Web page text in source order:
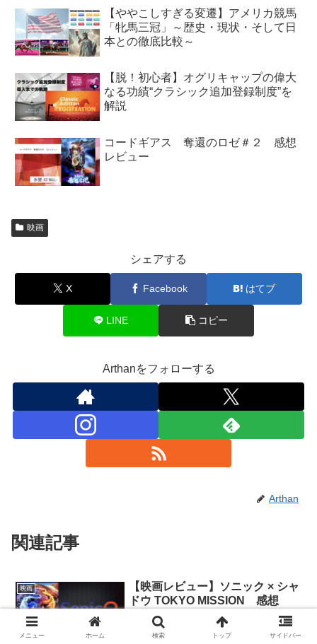
【ややこしすぎる変遷】アメリカ競馬
「牝馬三冠」～歴史・現状・そして日
本との徹底比較～
【脱！初心者】オグリキャップの偉大
なる功績“クラシック追加登録制度”を
解説
コードギアス 奪還のロゼ＃２ 感想
レビュー
映画
シェアする
X Facebook はてブ
LINE コピー
Arthanをフォローする
Arthan
関連記事
映画
【映画レビュー】ソニック × シャ
ドウ TOKYO MISSION 感想
作品評価【SS-】 シリーズ３作目でも作
品クオリティは加速的に進化を遂げてい
く！『ソニック × シャドウ TOKYO
メニュー ホーム 検索 トップ サイドバー